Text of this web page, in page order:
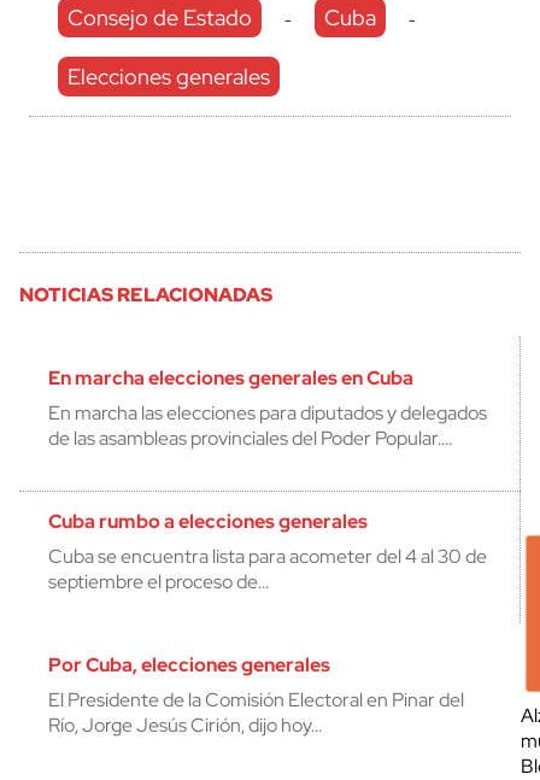
Consejo de Estado - Cuba -
Elecciones generales
NOTICIAS RELACIONADAS
En marcha elecciones generales en Cuba
En marcha las elecciones para diputados y delegados
de las asambleas provinciales del Poder Popular.…
Cuba rumbo a elecciones generales
Cuba se encuentra lista para acometer del 4 al 30 de
septiembre el proceso de…
Por Cuba, elecciones generales
El Presidente de la Comisión Electoral en Pinar del
Río, Jorge Jesús Cirión, dijo hoy…